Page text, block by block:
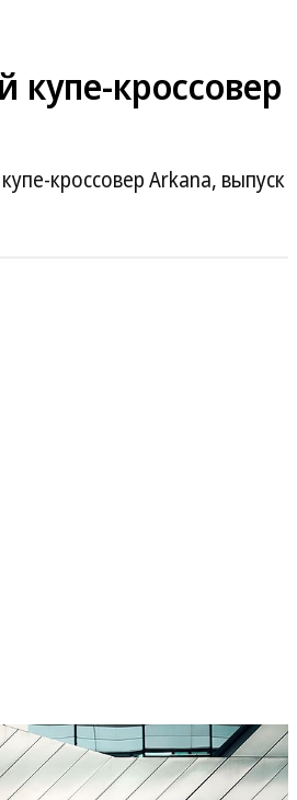
купе-кроссовер
кроссовер Arkana, выпуск